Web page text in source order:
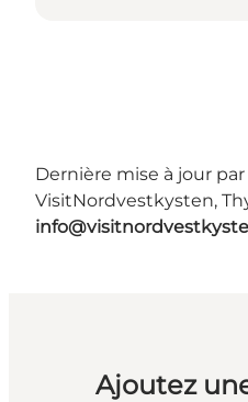
Dernière mise à jour par
VisitNordvestkysten,
Ajoutez